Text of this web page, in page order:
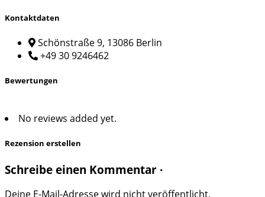
Kontaktdaten
Schönstraße 9, 13086 Berlin
+49 30 9246462
Bewertungen
No reviews added yet.
Rezension erstellen
Schreibe einen Kommentar ·
Deine E-Mail-Adresse wird nicht veröffentlicht.